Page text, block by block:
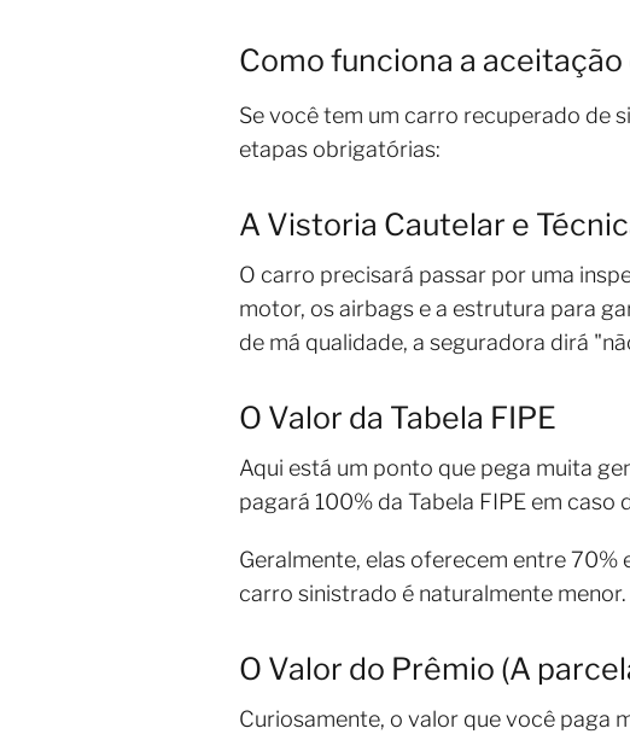
Como funciona a
Se você tem um carro recuperado de
etapas obrigatórias:
A Vistoria Cautelar e
O carro precisará passar por uma
motor, os airbags e a estrutura para
de má qualidade, a seguradora dirá
O Valor da Tabela FIPE
Aqui está um ponto que pega muita
pagará 100% da Tabela FIPE em caso
Geralmente, elas oferecem entre
carro sinistrado é naturalmente menor.
O Valor do Prêmio (A
Curiosamente, o valor que você paga